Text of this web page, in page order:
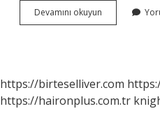
Devamını okuyun
Dünyada
https://birteselliver.com
https://haironplus.com.tr